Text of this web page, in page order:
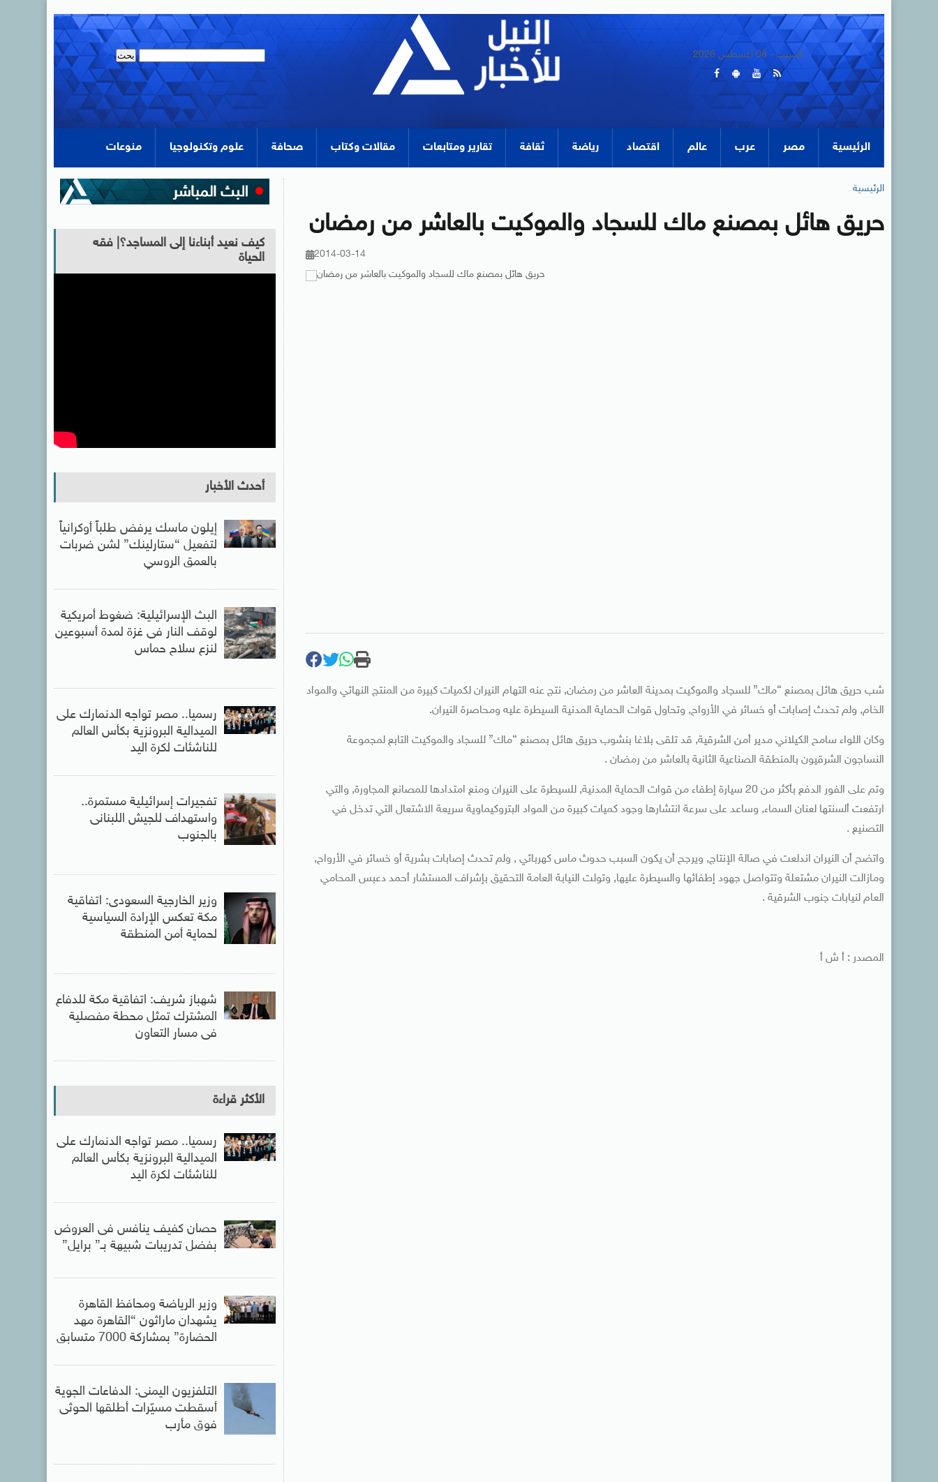
السبت - 08 أغسطس 2026
الرئيسية مصر عرب عالم اقتصاد رياضة ثقافة تقارير ومتابعات مقالات وكتاب صحافة علوم وتكنولوجيا منوعات
الرئيسية
حريق هائل بمصنع ماك للسجاد والموكيت بالعاشر من رمضان
2014-03-14
شب حريق هائل بمصنع “ماك” للسجاد والموكيت بمدينة العاشر من رمضان, نتج عنه التهام النيران لكميات كبيرة من المنتج النهائي والمواد
الخام, ولم تحدث إصابات أو خسائر في الأرواح, وتحاول قوات الحماية المدنية السيطرة عليه ومحاصرة النيران.
وكان اللواء سامح الكيلاني مدير أمن الشرقية, قد تلقى بلاغا بنشوب حريق هائل بمصنع “ماك” للسجاد والموكيت التابع لمجموعة
النساجون الشرقيون بالمنطقة الصناعية الثانية بالعاشر من رمضان .
وتم على الفور الدفع بأكثر من 20 سيارة إطفاء من قوات الحماية المدنية, للسيطرة على النيران ومنع امتدادها للمصانع المجاورة, والتي
ارتفعت ألسنتها لعنان السماء, وساعد على سرعة انتشارها وجود كميات كبيرة من المواد البتروكيماوية سريعة الاشتعال التي تدخل في
التصنيع .
واتضح أن النيران اندلعت في صالة الإنتاج, ويرجح أن يكون السبب حدوث ماس كهربائي , ولم تحدث إصابات بشرية أو خسائر في الأرواح,
ومازالت النيران مشتعلة وتتواصل جهود إطفائها والسيطرة عليها, وتولت النيابة العامة التحقيق بإشراف المستشار أحمد دعبس المحامي
العام لنيابات جنوب الشرقية .
المصدر : أ ش أ
كيف نعيد أبناءنا إلى المساجد؟| فقه
الحياة
أحدث الأخبار
إيلون ماسك يرفض طلباً أوكرانياً
لتفعيل “ستارلينك” لشن ضربات
بالعمق الروسي
البث الإسرائيلية: ضغوط أمريكية
لوقف النار فى غزة لمدة أسبوعين
لنزع سلاح حماس
رسميا.. مصر تواجه الدنمارك على
الميدالية البرونزية بكأس العالم
للناشئات لكرة اليد
تفجيرات إسرائيلية مستمرة..
واستهداف للجيش اللبنانى
بالجنوب
وزير الخارجية السعودى: اتفاقية
مكة تعكس الإرادة السياسية
لحماية أمن المنطقة
شهباز شريف: اتفاقية مكة للدفاع
المشترك تمثل محطة مفصلية
فى مسار التعاون
الأكثر قراءة
رسميا.. مصر تواجه الدنمارك على
الميدالية البرونزية بكأس العالم
للناشئات لكرة اليد
حصان كفيف ينافس فى العروض
بفضل تدريبات شبيهة بـ” برايل”
وزير الرياضة ومحافظ القاهرة
يشهدان ماراثون “القاهرة مهد
الحضارة” بمشاركة 7000 متسابق
التلفزيون اليمنى: الدفاعات الجوية
أسقطت مسيّرات أطلقها الحوثى
فوق مأرب